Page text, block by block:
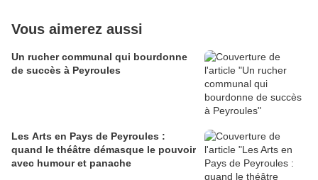
Vous aimerez aussi
Un rucher communal qui bourdonne
de succès à Peyroules
Les Arts en Pays de Peyroules :
quand le théâtre démasque le pouvoir
avec humour et panache